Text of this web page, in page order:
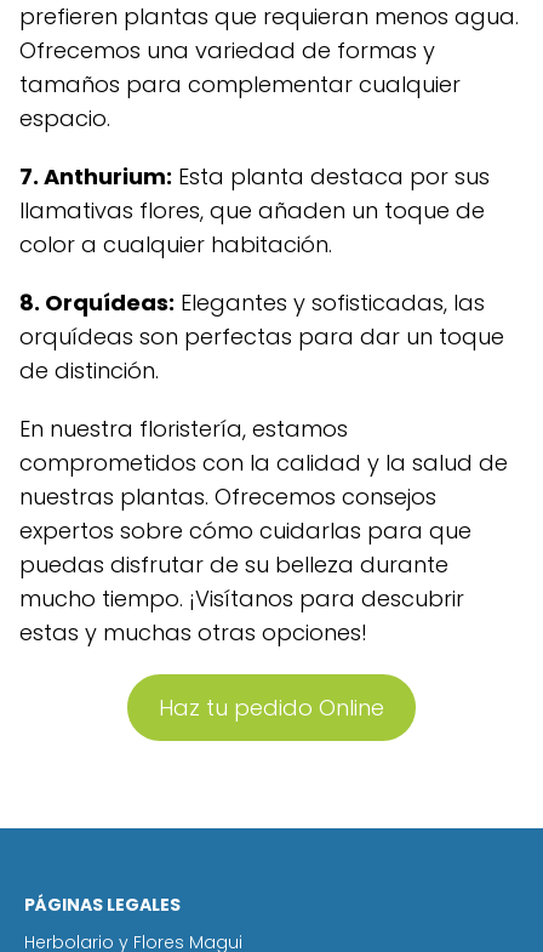
prefieren plantas que requieran menos agua.
Ofrecemos una variedad de formas y
tamaños para complementar cualquier
espacio.
7. Anthurium: Esta planta destaca por sus
llamativas flores, que añaden un toque de
color a cualquier habitación.
8. Orquídeas: Elegantes y sofisticadas, las
orquídeas son perfectas para dar un toque
de distinción.
En nuestra floristería, estamos
comprometidos con la calidad y la salud de
nuestras plantas. Ofrecemos consejos
expertos sobre cómo cuidarlas para que
puedas disfrutar de su belleza durante
mucho tiempo. ¡Visítanos para descubrir
estas y muchas otras opciones!
Haz tu pedido Online
PÁGINAS LEGALES
Herbolario y Flores Magui